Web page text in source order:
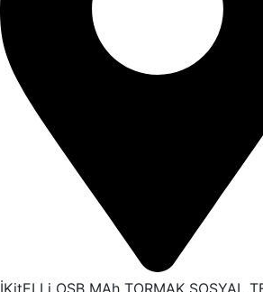
İKitELLi OSB MAh TORMAK SOSYAL